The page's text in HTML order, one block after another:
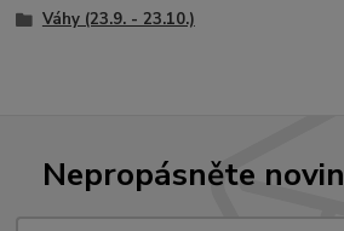
Váhy (23.9. - 23.10.)
Nepropásněte